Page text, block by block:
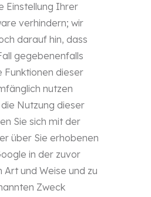
Einstellung Ihrer
verhindern; wir
darauf hin, dass
gegebenenfalls
Funktionen dieser
nutzen
Nutzung dieser
Sie sich mit der
über Sie erhobenen
in der zuvor
und Weise und zu
Zweck